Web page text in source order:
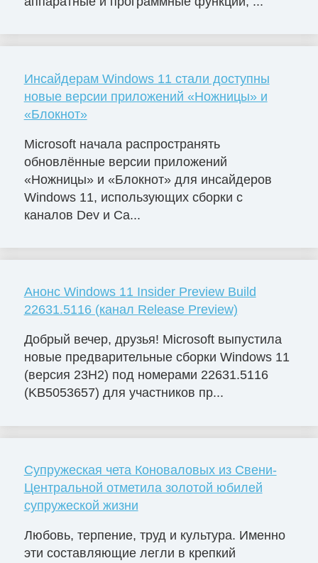
Инсайдерам Windows 11 стали доступны
новые версии приложений «Ножницы» и
«Блокнот»
Microsoft начала распространять
обновлённые версии приложений
«Ножницы» и «Блокнот» для инсайдеров
Windows 11, использующих сборки с
каналов Dev и Ca...
Анонс Windows 11 Insider Preview Build
22631.5116 (канал Release Preview)
Добрый вечер, друзья! Microsoft выпустила
новые предварительные сборки Windows 11
(версия 23H2) под номерами 22631.5116
(KB5053657) для участников пр...
Супружеская чета Коноваловых из Свени-
Центральной отметила золотой юбилей
супружеской жизни
Любовь, терпение, труд и культура. Именно
эти составляющие легли в крепкий